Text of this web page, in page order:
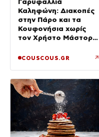
Καληφώνη: Διακοπές
στην Πάρο και τα
Κουφονήσια χωρίς
τον Χρήστο Μάστορα
COUSCOUS.GR ↗